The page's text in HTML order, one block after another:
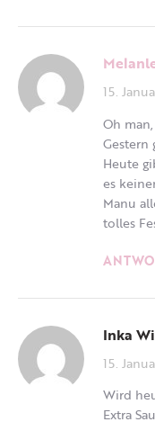
15.
Oh
Gestern
Heute
es
Manu
tolles
Inka
15.
Wird
Extra